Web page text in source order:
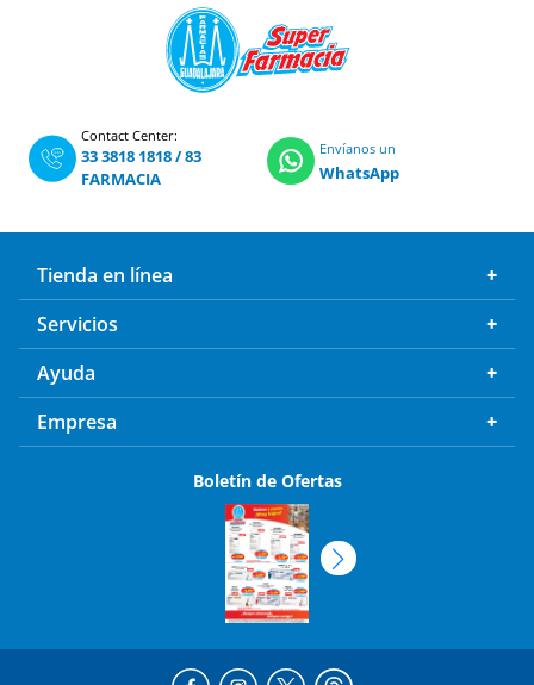
Contact Center:
33 3818 1818/83
FARMACIA
Envíanos un
WhatsApp
Tienda en línea
Servicios
Ayuda
Empresa
Boletín de Ofertas